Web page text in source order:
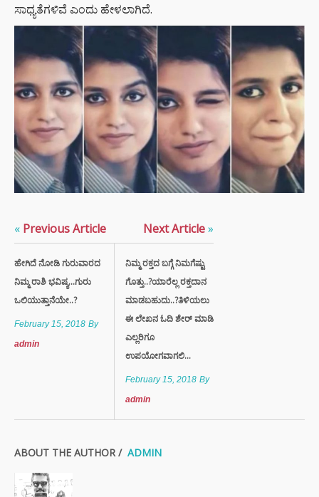
ಸಾಧ್ಯತೆಗಳಿವೆ ಎಂದು ಹೇಳಲಾಗಿದೆ.
« Previous Article
ಹೇಗಿದೆ ನೋಡಿ ಗುರುವಾರದ
ನಿಮ್ಮ ರಾಶಿ ಭವಿಷ್ಯ...ಗುರು
ಒಲಿಯುತ್ತಾನೆಯೇ..?
February 15, 2018 By
admin
Next Article»
ನಿಮ್ಮ ರಕ್ತದ ಬಗ್ಗೆ ನಿಮಗೆಷ್ಟು
ಗೊತ್ತು..?ಯಾರೆಲ್ಲ ರಕ್ತದಾನ
ಮಾಡಬಹುದು..?ತಿಳಿಯಲು
ಈ ಲೇಖನ ಓದಿ ಶೇರ್ ಮಾಡಿ
ಎಲ್ಲರಿಗೂ
ಉಪಯೋಗವಾಗಲಿ...
February 15, 2018 By
admin
ABOUT THE AUTHOR / ADMIN